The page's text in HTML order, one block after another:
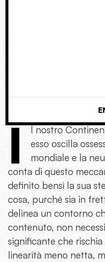
I
l nostro
esso oscilla
mondiale e la
conta di questo
definito bensì la sua
cosa, purché sia in
delinea un contorno
contenuto, non
significante che
linearità meno netta,